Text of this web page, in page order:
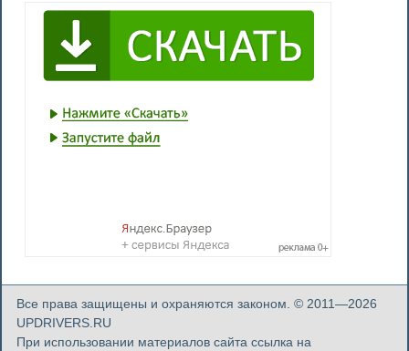
Все права защищены и охраняются законом. © 2011—2026
UPDRIVERS.RU
При использовании материалов сайта ссылка на